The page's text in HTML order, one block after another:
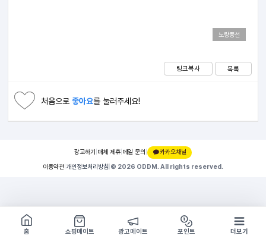
노랑풍선
링크복사 목록
처음으로좋아요를 눌러주세요!
광고하기 매체 제휴 메일 문의 |
카카오채널
이용약관 개인정보처리방침 © 2026 ODDM. All rights reserved.
쇼핑몰 구경하기
방문시 1G
홈
쇼핑메이트 광고메이트 포인트 더보기